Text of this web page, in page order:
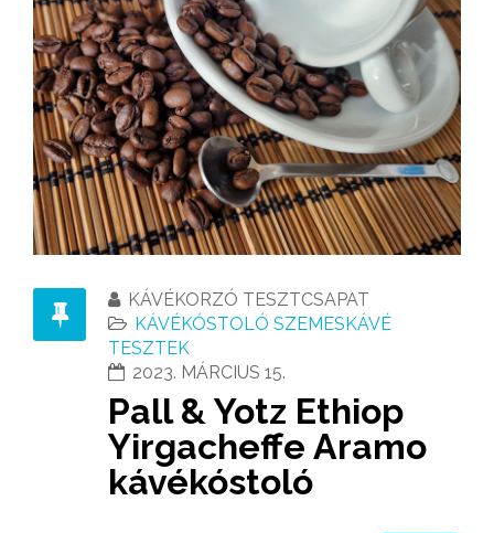
KÁVÉKORZÓ TESZTCSAPAT
KÁVÉKÓSTOLÓ SZEMESKÁVÉ
TESZTEK
2023. MÁRCIUS 15.
Pall & Yotz Ethiop
Yirgacheffe Aramo
kávékóstoló